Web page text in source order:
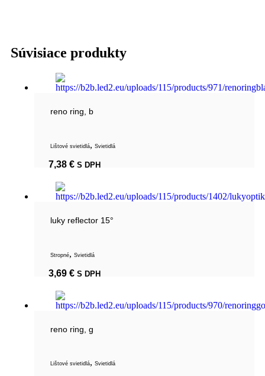
Súvisiace produkty
reno ring, b
Lištové svietidlá, Svietidlá
7,38 € S DPH
luky reflector 15°
Stropné, Svietidlá
3,69 € S DPH
reno ring, g
Lištové svietidlá, Svietidlá